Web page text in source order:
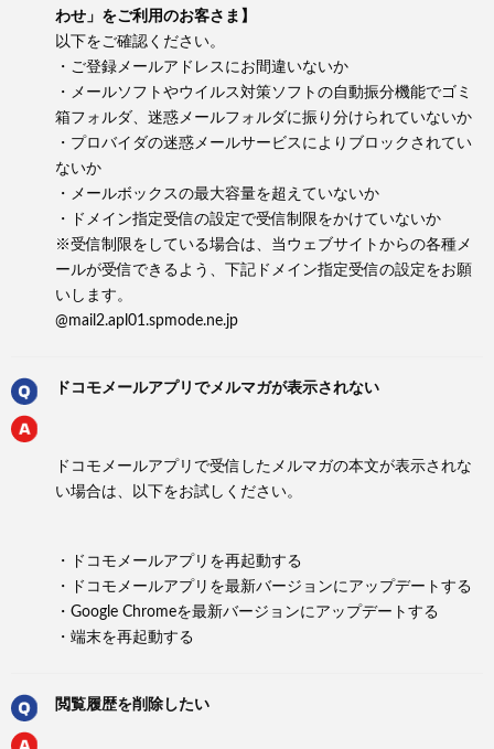
わせ」をご利用のお客さま】
以下をご確認ください。
・ご登録メールアドレスにお間違いないか
・メールソフトやウイルス対策ソフトの自動振分機能でゴミ
箱フォルダ、迷惑メールフォルダに振り分けられていないか
・プロバイダの迷惑メールサービスによりブロックされてい
ないか
・メールボックスの最大容量を超えていないか
・ドメイン指定受信の設定で受信制限をかけていないか
※受信制限をしている場合は、当ウェブサイトからの各種メ
ールが受信できるよう、下記ドメイン指定受信の設定をお願
いします。
@mail2.apl01.spmode.ne.jp
ドコモメールアプリでメルマガが表示されない
ドコモメールアプリで受信したメルマガの本文が表示されな
い場合は、以下をお試しください。
・ドコモメールアプリを再起動する
・ドコモメールアプリを最新バージョンにアップデートする
・Google Chromeを最新バージョンにアップデートする
・端末を再起動する
閲覧履歴を削除したい